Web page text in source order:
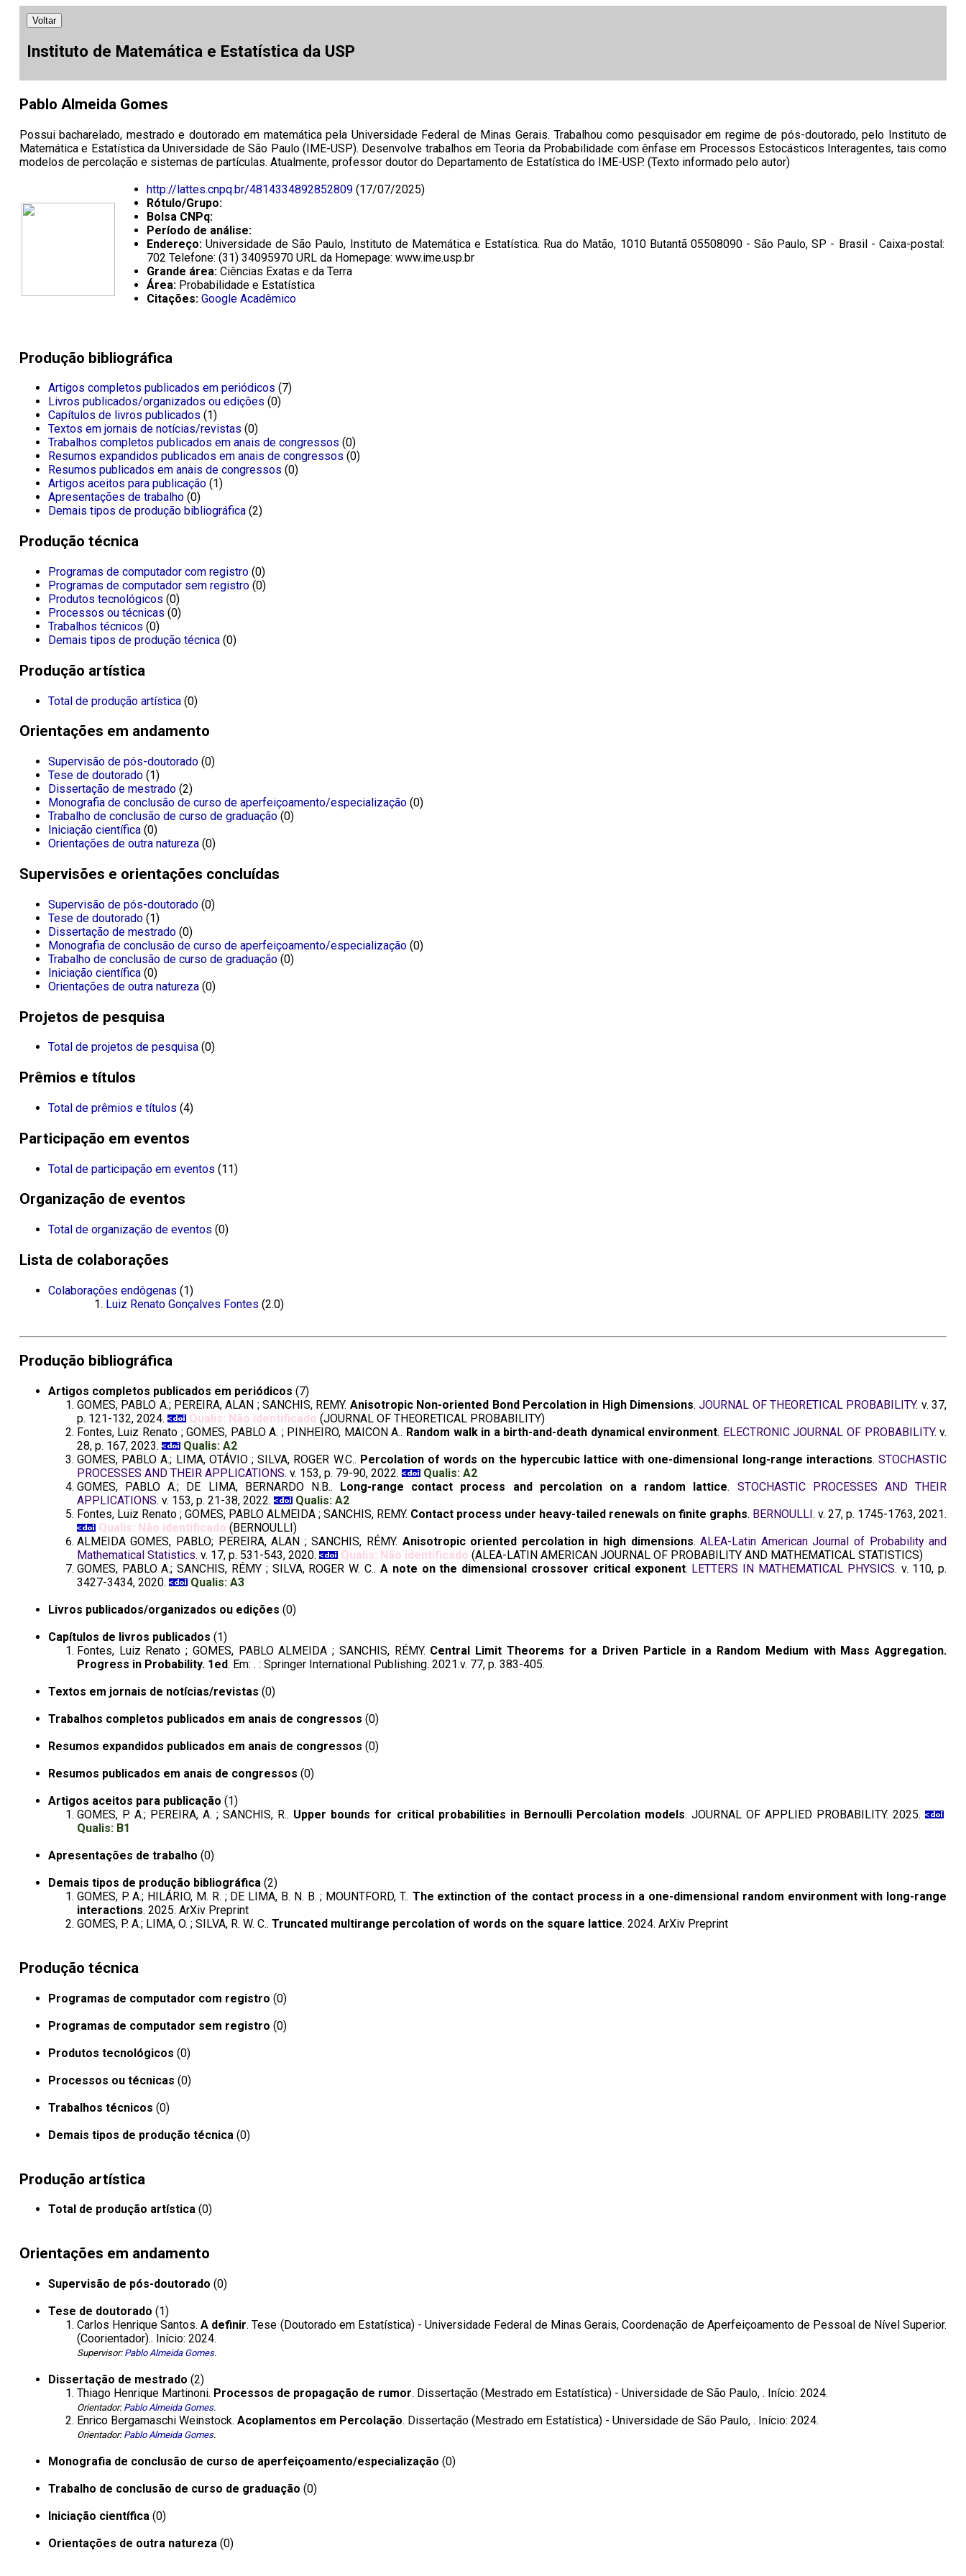
Voltar
Instituto de Matemática e Estatística da USP
Pablo Almeida Gomes
Possui bacharelado, mestrado e doutorado em matemática pela Universidade Federal de Minas Gerais. Trabalhou como pesquisador em regime de pós-doutorado, pelo Instituto de
Matemática e Estatística da Universidade de São Paulo (IME-USP). Desenvolve trabalhos em Teoria da Probabilidade com ênfase em Processos Estocásticos Interagentes, tais como
modelos de percolação e sistemas de partículas. Atualmente, professor doutor do Departamento de Estatística do IME-USP. (Texto informado pelo autor)
http://lattes.cnpq.br/4814334892852809(17/07/2025)
Rótulo/Grupo:
Bolsa CNPq:
Período de análise:
Endereço:Universidade de São Paulo, Instituto de Matemática e Estatística. Rua do Matão, 1010 Butantã 05508090 - São Paulo, SP - Brasil - Caixa-postal:
702 Telefone: (31) 34095970 URL da Homepage: www.ime.usp.br
Grande área:Ciências Exatas e da Terra
Área:Probabilidade e Estatística
Citações: Google Acadêmico
Produção bibliográfica
Artigos completos publicados em periódicos (7)
Livros publicados/organizados ou edições (0)
Capítulos de livros publicados (1)
Textos em jornais de notícias/revistas (0)
Trabalhos completos publicados em anais de congressos (0)
Resumos expandidos publicados em anais de congressos (0)
Resumos publicados em anais de congressos (0)
Artigos aceitos para publicação(1)
Apresentações de trabalho(0)
Demais tipos de produção bibliográfica(2)
Produção técnica
Programas de computador com registro(0)
Programas de computador sem registro(0)
Produtos tecnológicos (0)
Processos ou técnicas (0)
Trabalhos técnicos (0)
Demais tipos de produção técnica(0)
Produção artística
Total de produção artística(0)
Orientações em andamento
Supervisão de pós-doutorado(0)
Tese de doutorado(1)
Dissertação de mestrado(2)
Monografia de conclusão de curso de aperfeiçoamento/especialização(0)
Trabalho de conclusão de curso de graduação(0)
Iniciação científica(0)
Orientações de outra natureza(0)
Supervisões e orientações concluídas
Supervisão de pós-doutorado(0)
Tese de doutorado(1)
Dissertação de mestrado(0)
Monografia de conclusão de curso de aperfeiçoamento/especialização(0)
Trabalho de conclusão de curso de graduação(0)
Iniciação científica(0)
Orientações de outra natureza(0)
Projetos de pesquisa
Total de projetos de pesquisa(0)
Prêmios e títulos
Total de prêmios e títulos (4)
Participação em eventos
Total de participação em eventos (11)
Organização de eventos
Total de organização de eventos (0)
Lista de colaborações
Colaborações endôgenas (1)
Luiz Renato Gonçalves Fontes (2.0)
Produção bibliográfica
Artigos completos publicados em periódicos (7)
GOMES, PABLO A.; PEREIRA, ALAN ; SANCHIS, REMY. Anisotropic Non-oriented Bond Percolation in High Dimensions.JOURNAL OF THEORETICAL PROBABILITY. v. 37,
p. 121-132, 2024.
Qualis: Não identificado (JOURNAL OF THEORETICAL PROBABILITY)
Fontes, Luiz Renato ; GOMES, PABLO A. ; PINHEIRO, MAICON A.. Random walk in a birth-and-death dynamical environment. ELECTRONIC JOURNAL OF PROBABILITY. v.
28, p. 167, 2023.
Qualis: A2
GOMES, PABLO A.; LIMA, OTÁVIO ; SILVA, ROGER W.C.. Percolation of words on the hypercubic lattice with one-dimensional long-range interactions.STOCHASTIC
PROCESSES AND THEIR APPLICATIONS. v. 153, p. 79-90, 2022.
Qualis: A2
GOMES, PABLO A.; DE LIMA, BERNARDO N.B..
Long-range contact process and percolation on a random lattice. STOCHASTIC PROCESSES AND THEIR
APPLICATIONS. v. 153, p. 21-38, 2022.
Qualis: A2
Fontes, Luiz Renato ; GOMES, PABLO ALMEIDA ; SANCHIS, REMY. Contact process under heavy-tailed renewals on finite graphs. BERNOULLI. v. 27, p. 1745-1763, 2021.
Qualis: Não identificado (BERNOULLI)
ALMEIDA GOMES, PABLO; PEREIRA, ALAN ; SANCHIS, RÉMY. Anisotropic oriented percolation in high dimensions.ALEA-Latin American Journal of Probability and
Mathematical Statistics. v. 17, p. 531-543, 2020. Qualis: Não identificado (ALEA-LATIN AMERICAN JOURNAL OF PROBABILITY AND MATHEMATICAL STATISTICS)
GOMES, PABLO A.; SANCHIS, RÉMY ; SILVA, ROGER W. C.. A note on the dimensional crossover critical exponent. LETTERS IN MATHEMATICAL PHYSICS. v. 110, p.
3427-3434, 2020.
Qualis: A3
Livros publicados/organizados ou edições (0)
Capítulos de livros publicados (1)
Fontes, Luiz Renato ; GOMES, PABLO ALMEIDA ; SANCHIS, RÉMY. Central Limit Theorems for a Driven Particle in a Random Medium with Mass Aggregation.
Progress in Probability. 1ed. Em: . : Springer International Publishing. 2021.v. 77, p. 383-405.
Textos em jornais de notícias/revistas (0)
Trabalhos completos publicados em anais de congressos (0)
Resumos expandidos publicados em anais de congressos (0)
Resumos publicados em anais de congressos (0)
Artigos aceitos para publicação (1)
GOMES, P. A.; PEREIRA, A. ; SANCHIS, R.. Upper bounds for critical probabilities in Bernoulli Percolation models. JOURNAL OF APPLIED PROBABILITY. 2025.
Qualis: B1
Apresentações de trabalho (0)
Demais tipos de produção bibliográfica(2)
GOMES, P. A.; HILÁRIO, M. R. ; DE LIMA, B. N. B. ; MOUNTFORD, T.. The extinction of the contact process in a one-dimensional random environment with long-range
interactions. 2025. ArXiv Preprint
GOMES, P. A.; LIMA, O. ; SILVA, R. W. C.. Truncated multirange percolation of words on the square lattice. 2024. ArXiv Preprint
Produção técnica
Programas de computador com registro (0)
Programas de computador sem registro (0)
Produtos tecnológicos (0)
Processos ou técnicas (0)
Trabalhos técnicos (0)
Demais tipos de produção técnica(0)
Produção artística
Total de produção artística(0)
Orientações em andamento
Supervisão de pós-doutorado (0)
Tese de doutorado (1)
Carlos Henrique Santos.A definir. Tese (Doutorado em Estatística) - Universidade Federal de Minas Gerais, Coordenação de Aperfeiçoamento de Pessoal de Nível Superior.
(Coorientador).. Início: 2024.
Supervisor: Pablo Almeida Gomes.
Dissertação de mestrado (2)
Thiago Henrique Martinoni. Processos de propagação de rumor. Dissertação (Mestrado em Estatística) - Universidade de São Paulo, . Início: 2024.
Orientador: Pablo Almeida Gomes.
Enrico Bergamaschi Weinstock. Acoplamentos em Percolação. Dissertação (Mestrado em Estatística) - Universidade de São Paulo, . Início: 2024.
Orientador: Pablo Almeida Gomes.
Monografia de conclusão de curso de aperfeiçoamento/especialização (0)
Trabalho de conclusão de curso de graduação (0)
Iniciação científica(0)
Orientações de outra natureza(0)